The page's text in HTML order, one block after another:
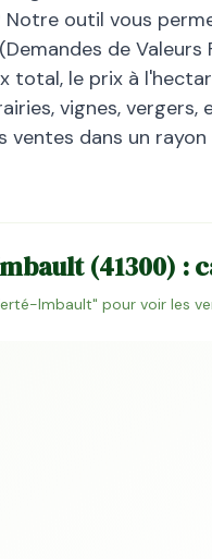
Notre outil vous
de Valeurs
total, le prix à
vignes, vergers,
dans un rayon
(41300) :
Imbault" pour voir les